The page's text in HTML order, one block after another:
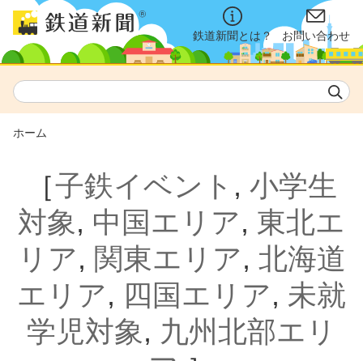
鉄道新聞とは？ お問い合わせ
ホーム
［子鉄イベント , 小学生
対象, 中国エリア, 東北エ
リア, 関東エリア, 北海道
エリア, 四国エリア, 未就
学児対象, 九州北部エリ